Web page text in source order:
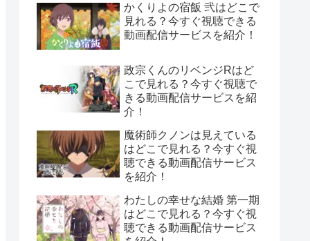
かくりよの宿飯 弐はどこで
見れる？今すぐ視聴できる
動画配信サービスを紹介！
政宗くんのリベンジRはど
こで見れる？今すぐ視聴で
きる動画配信サービスを紹
介！
魔術師クノンは見えている
はどこで見れる？今すぐ視
聴できる動画配信サービス
を紹介！
わたしの幸せな結婚 第一期
はどこで見れる？今すぐ視
聴できる動画配信サービス